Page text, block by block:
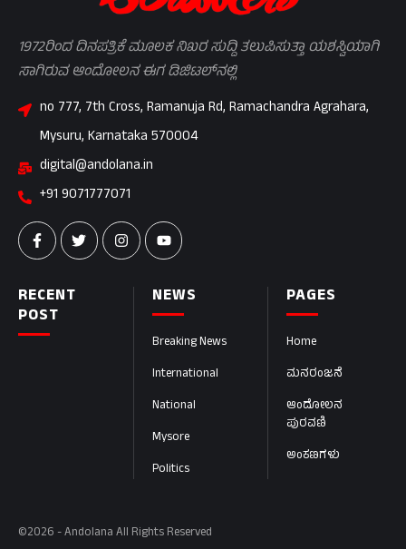
PAGES
Home
ಮನರಂಜನೆ
ಆಂದೋಲನ
ಪುರವಣಿ
ಅಂಕಣಗಳು
NEWS
Breaking News
International
National
Mysore
Politics
RECENT
POST
1972ರಿಂದ ದಿನಪತ್ರಿಕೆ ಮೂಲಕ ನಿಖರ ಸುದ್ದಿ ತಲುಪಿಸುತ್ತಾ ಯಶಸ್ವಿಯಾಗಿ
ಸಾಗಿರುವ ಆಂದೋಲನ ಈಗ ಡಿಜಿಟಲ್‌ನಲ್ಲಿ
no 777, 7th Cross, Ramanuja Rd, Ramachandra Agrahara,
Mysuru, Karnataka 570004
digital@andolana.in
+91 9071777071
©2026 - Andolana All Rights Reserved